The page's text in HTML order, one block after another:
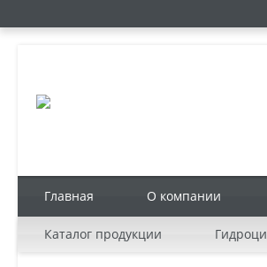
Главная О компании
Каталог продукции